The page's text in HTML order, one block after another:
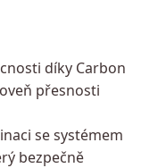
díky Carbon
přesnosti
se systémem
bezpečně